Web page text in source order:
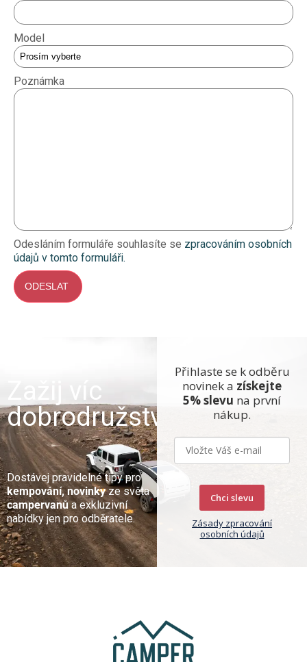
Model
Poznámka
Odesláním formuláře souhlasíte se zpracováním osobních
údajů v tomto formuláři.
Zažij víc
dobrodružství
Dostávej pravidelné tipy pro
kempování, novinkyze světa
campervanůa exkluzivní
nabídky jen pro odběratele.
Přihlaste se k odběru
novinek a získejte
5% slevu na první
nákup.
Chci slevu
Zásady zpracování
osobních údajů